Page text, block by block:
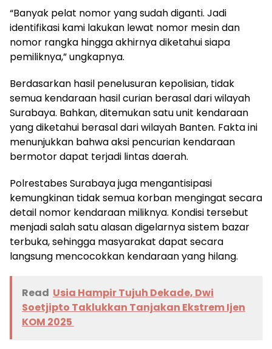
“Banyak pelat nomor yang sudah diganti. Jadi
identifikasi kami lakukan lewat nomor mesin dan
nomor rangka hingga akhirnya diketahui siapa
pemiliknya,” ungkapnya.
Berdasarkan hasil penelusuran kepolisian, tidak
semua kendaraan hasil curian berasal dari wilayah
Surabaya. Bahkan, ditemukan satu unit kendaraan
yang diketahui berasal dari wilayah Banten. Fakta ini
menunjukkan bahwa aksi pencurian kendaraan
bermotor dapat terjadi lintas daerah.
Polrestabes Surabaya juga mengantisipasi
kemungkinan tidak semua korban mengingat secara
detail nomor kendaraan miliknya. Kondisi tersebut
menjadi salah satu alasan digelarnya sistem bazar
terbuka, sehingga masyarakat dapat secara
langsung mencocokkan kendaraan yang hilang.
Read Usia Hampir Tujuh Dekade, Dwi
Soetjipto Taklukkan Tanjakan Ekstrem Ijen
KOM 2025